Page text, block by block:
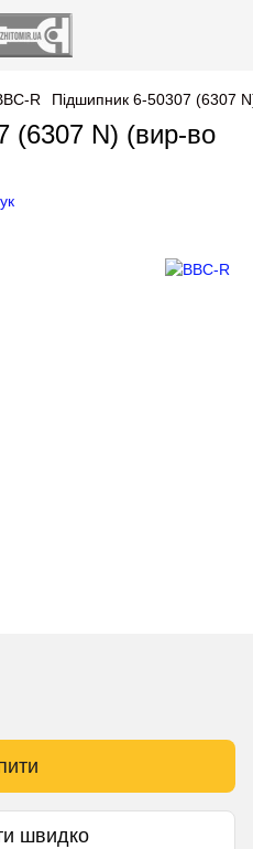
R Підшипник 6-50307 (6307
(6307 N) (вир-во
швидко